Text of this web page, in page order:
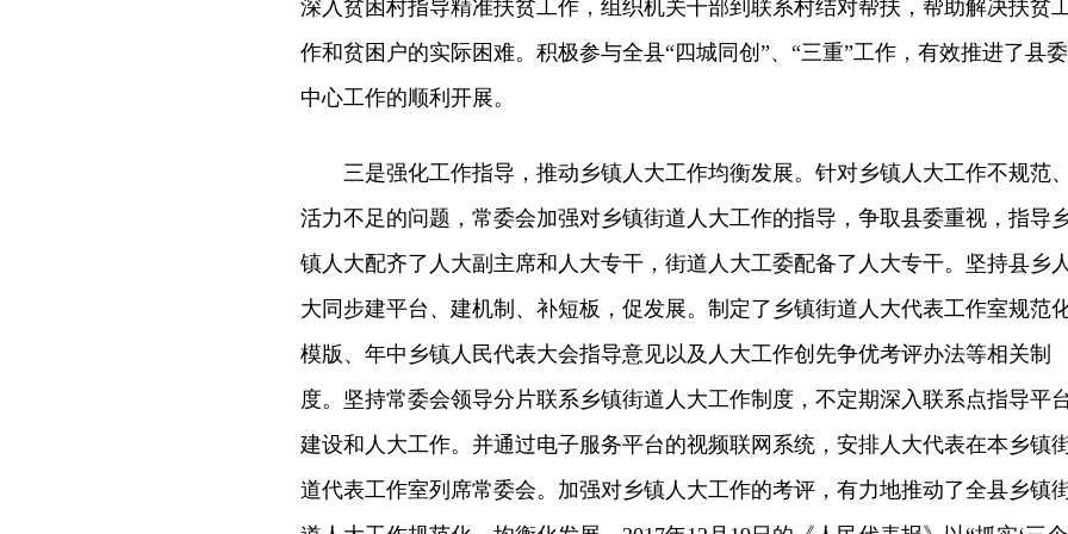
深入贫困村指导精准扶贫工作，组织机关干部到联系村结对帮扶，帮助解决扶贫
作和贫困户的实际困难。积极参与全县“四城同创”、“三重”工作，有效推进了县委
中心工作的顺利开展。
三是强化工作指导，推动乡镇人大工作均衡发展。针对乡镇人大工作不规范、
活力不足的问题，常委会加强对乡镇街道人大工作的指导，争取县委重视，指导
镇人大配齐了人大副主席和人大专干，街道人大工委配备了人大专干。坚持县乡人
大同步建平台、建机制、补短板，促发展。制定了乡镇街道人大代表工作室规范
模版、年中乡镇人民代表大会指导意见以及人大工作创先争优考评办法等相关制
度。坚持常委会领导分片联系乡镇街道人大工作制度，不定期深入联系点指导平
建设和人大工作。并通过电子服务平台的视频联网系统，安排人大代表在本乡镇
道代表工作室列席常委会。加强对乡镇人大工作的考评，有力地推动了全县乡镇